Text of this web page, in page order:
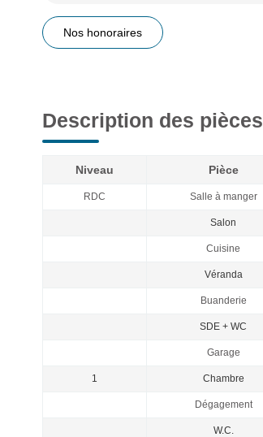
Nos honoraires
Description des pièces
Niveau Pièce
RDC Salle à manger
Salon
Cuisine
Véranda
Buanderie
SDE + WC
Garage
1 Chambre
Dégagement
W.C.